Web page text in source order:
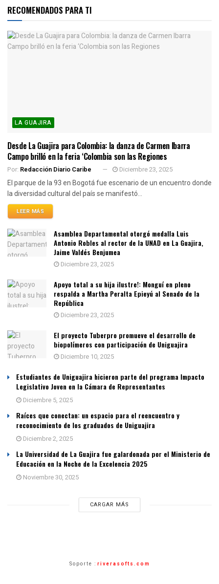
RECOMENDADOS PARA TI
LA GUAJIRA
Desde La Guajira para Colombia: la danza de Carmen Ibarra
Campo brilló en la feria ‘Colombia son las Regiones
Por: Redacción Diario Caribe Diciembre 23, 2025
El parque de la 93 en Bogotá fue escenario de un encuentro donde
la diversidad cultural del país se manifestó...
LEER MÁS
Asamblea Departamental otorgó medalla Luis
Antonio Robles al rector de la UNAD en La Guajira,
Jaime Valdés Benjumea
Diciembre 23, 2025
Apoyo total a su hija ilustre!: Monguí en pleno
respalda a Martha Peralta Epieyú al Senado de la
República
Diciembre 23, 2025
El proyecto Tuberpro promueve el desarrollo de
biopolímeros con participación de Uniguajira
Diciembre 10, 2025
Estudiantes de Uniguajira hicieron parte del programa Impacto
Legislativo Joven en la Cámara de Representantes
Diciembre 5, 2025
Raíces que conectan: un espacio para el reencuentro y
reconocimiento de los graduados de Uniguajira
Diciembre 2, 2025
La Universidad de La Guajira fue galardonada por el Ministerio de
Educación en la Noche de la Excelencia 2025
Noviembre 30, 2025
CARGAR MÁS
Soporte : riverasofts.com